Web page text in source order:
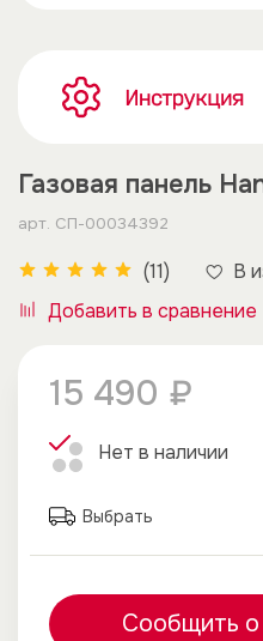
Газовая панель
арт. СП-00034392
(11)
В
Добавить в сравнение
15 490 ₽
Нет в наличии
Выбрать
Сообщить о